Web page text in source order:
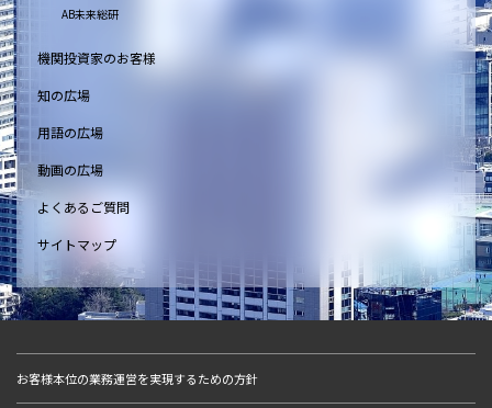
AB未来総研
機関投資家のお客様
知の広場
用語の広場
動画の広場
よくあるご質問
サイトマップ
お客様本位の業務運営を実現するための方針